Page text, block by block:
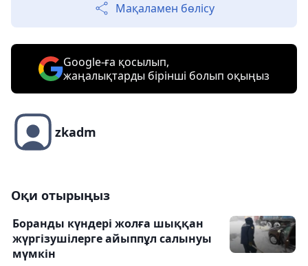
Мақаламен бөлісу
Google-ға қосылып,
жаңалықтарды бірінші болып оқыңыз
zkadm
Оқи отырыңыз
Боранды күндері жолға шыққан
жүргізушілерге айыппұл салынуы
мүмкін